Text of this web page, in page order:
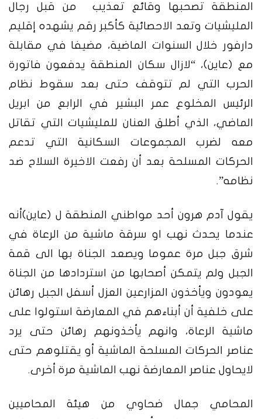
المنطقة تصحبها وقائع تعذيب من قبل رجال
المليشيات وتعد الاحصائية كأكبر رقم يشهده إقليم
دارفور خلال السنوات الماضية، مضيفا في مقابلة
مع (عاين)، “لازال سكان المنطقة يدفعون فاتورة
الحرب التي لم تتوقف حتى بعد سقوط نظام
الرئيس المخلوع عمر البشير في الرابع من ابريل
الماضي، الذي أطلق العنان للمليشيات التي تقاتل
معه لضرب المجموعات السكانية التي تدعم
الحركات المسلحة بعد أن رفعت الاخيرة السلاح ضد
نظامه”.
يقول آدم هرون أحد مواطني المنطقة ل (عاين)أنه
عندما يحدث نهب او سرقة ماشية من الرعاة في
شرق جبل مرة عموما ويصعد الجناة بها الى قمة
الجبل ولم يتمكن أصحابها من استردادها من الجناة
يعودون ويأخذون المزارعين العزل أسفل الجبل رهائن
على خلفية أن أبناءهم في المعارضة استولوا على
ماشية الرعاة، وانهم يأخذونهم رهائن حتى يرد
عناصر الحركات المسلحة الماشية أو يقتلوهم حتى
لايحاول عناصر المعارضة نهب الماشية مرة أخرى.
المحامي جمال ضحاوي من هيئة المحاميين